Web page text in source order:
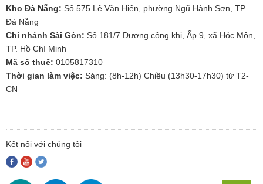
​Kho Đà Nẵng: Số 575 Lê Văn Hiến, phường Ngũ Hành Sơn, TP
Đà Nẵng
Chi nhánh Sài Gòn: Số 181/7 Dương công khi, Ấp 9, xã Hóc Môn,
TP. Hồ Chí Minh
Mã số thuế: 0105817310​
Thời gian làm việc: Sáng: (8h-12h) Chiều (13h30-17h30) từ T2-
CN
Kết nối với chúng tôi